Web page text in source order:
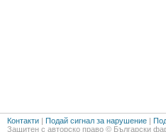
Контакти | Подай сигнал за нарушение |
Защитен с авторско право © Български